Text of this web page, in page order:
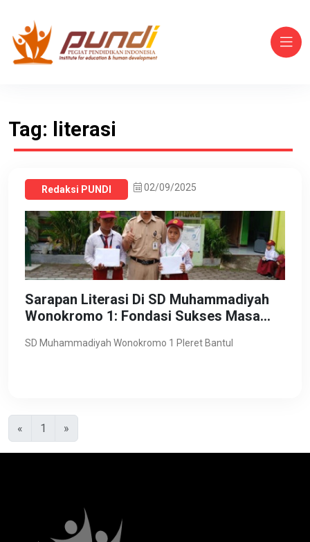
Tag: literasi
Redaksi PUNDI 02/09/2025
Sarapan Literasi Di SD Muhammadiyah
Wonokromo 1: Fondasi Sukses Masa
SD Muhammadiyah Wonokromo 1 Pleret Bantul
« Previous
1 »